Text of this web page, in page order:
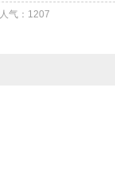
人气： 1207